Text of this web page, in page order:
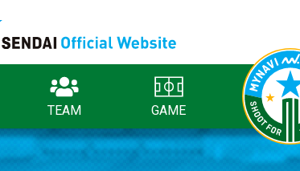
TEAM GAME